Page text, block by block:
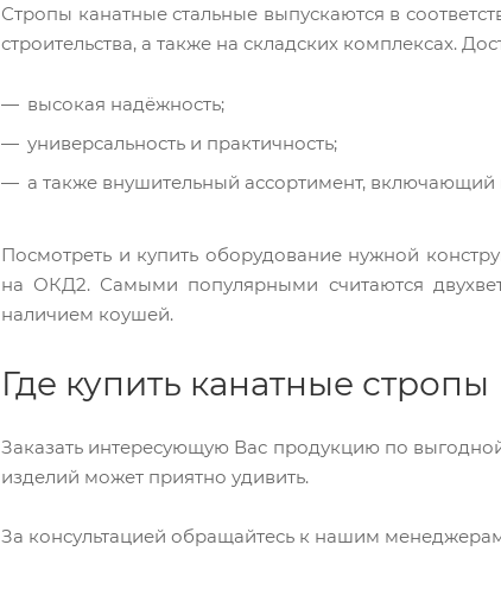
Стропы канатные стальные выпускаются в
строительства, а также на складских комплексах.
высокая надёжность;
универсальность и практичность;
а также внушительный ассортимент,
Посмотреть и купить оборудование нужной
на ОКД2. Самыми популярными считаются
наличием коушей.
Где купить канатные стропы
Заказать интересующую Вас продукцию по
изделий может приятно удивить.
За консультацией обращайтесь к нашим